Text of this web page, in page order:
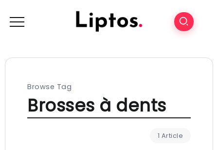
Browse Tag
Brosses à dents
1 Article